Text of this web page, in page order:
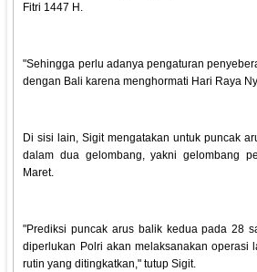
Fitri 1447 H.
"Sehingga perlu adanya pengaturan
dengan Bali karena menghormati Hari Raya
Di sisi lain, Sigit mengatakan untuk puncak
dalam dua gelombang, yakni gelombang
Maret.
"Prediksi puncak arus balik kedua pada 28
diperlukan Polri akan melaksanakan operasi
rutin yang ditingkatkan," tutup Sigit.